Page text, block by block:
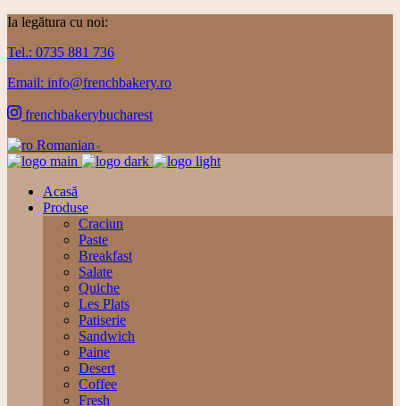
Ia legătura cu noi:
Tel.: 0735 881 736
Email: info@frenchbakery.ro
frenchbakerybucharest
Romanian ▼
Acasă
Produse
Craciun
Paste
Breakfast
Salate
Quiche
Les Plats
Patiserie
Sandwich
Paine
Desert
Coffee
Fresh